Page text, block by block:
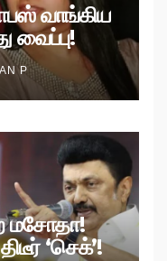
வாங்கிய
வைப்பு!
P
மசோதா!
‘செக்’!